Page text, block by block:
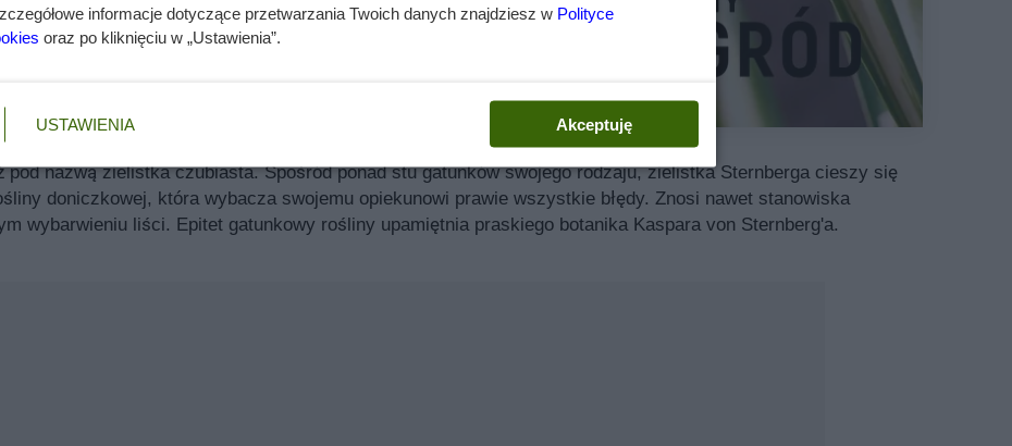
nazwą zielistka czubiasta. Spośród ponad stu gatunków swojego rodzaju, zielistka Sternberga cieszy się
doniczkowej, która wybacza swojemu opiekunowi prawie wszystkie błędy. Znosi nawet stanowiska
wybarwieniu liści. Epitet gatunkowy rośliny upamiętnia praskiego botanika Kaspara von Sternberg'a.
informacje dotyczące przetwarzania Twoich danych znajdziesz w Polityce
oraz po kliknięciu w „Ustawienia”.
USTAWIENIA Akceptuję